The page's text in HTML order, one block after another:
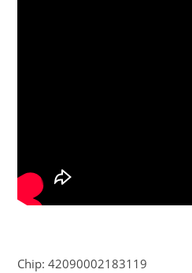
Chip: 42090002183119